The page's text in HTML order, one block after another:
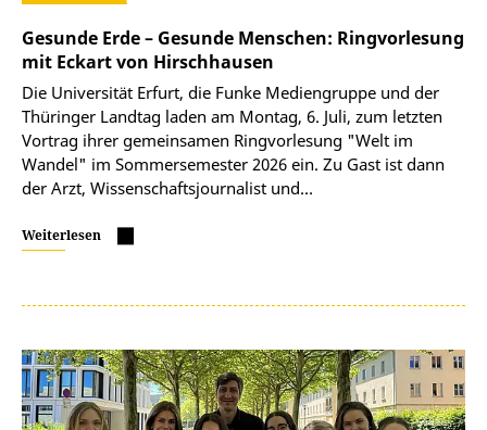
Gesunde Erde – Gesunde Menschen: Ringvorlesung
mit Eckart von Hirschhausen
Die Universität Erfurt, die Funke Mediengruppe und der
Thüringer Landtag laden am Montag, 6. Juli, zum letzten
Vortrag ihrer gemeinsamen Ringvorlesung "Welt im
Wandel" im Sommersemester 2026 ein. Zu Gast ist dann
der Arzt, Wissenschaftsjournalist und…
Weiterlesen